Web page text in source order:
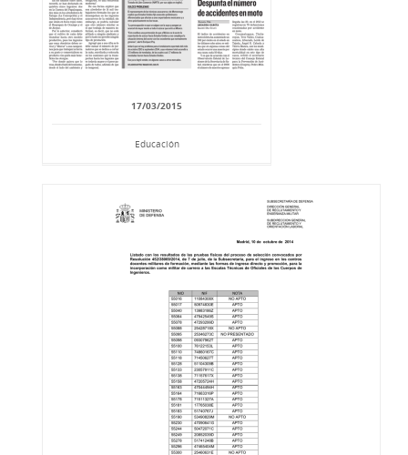
17/03/2015
Educación